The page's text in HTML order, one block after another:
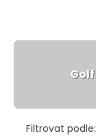
Golf
Filtrovat podle: